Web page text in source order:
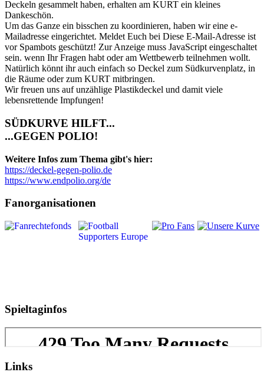
Deckeln gesammelt haben, erhalten am KURT ein kleines
Dankeschön.
Um das Ganze ein bisschen zu koordinieren, haben wir eine e-
Mailadresse eingerichtet. Meldet Euch bei Diese E-Mail-Adresse ist
vor Spambots geschützt! Zur Anzeige muss JavaScript eingeschaltet
sein. wenn Ihr Fragen habt oder am Wettbewerb teilnehmen wollt.
Natürlich könnt ihr auch einfach so Deckel zum Südkurvenplatz, in
die Räume oder zum KURT mitbringen.
Wir freuen uns auf unzählige Plastikdeckel und damit viele
lebensrettende Impfungen!
SÜDKURVE HILFT...
...GEGEN POLIO!
Weitere Infos zum Thema gibt's hier:
https://deckel-gegen-polio.de
https://www.endpolio.org/de
Fanorganisationen
Spieltaginfos
Links